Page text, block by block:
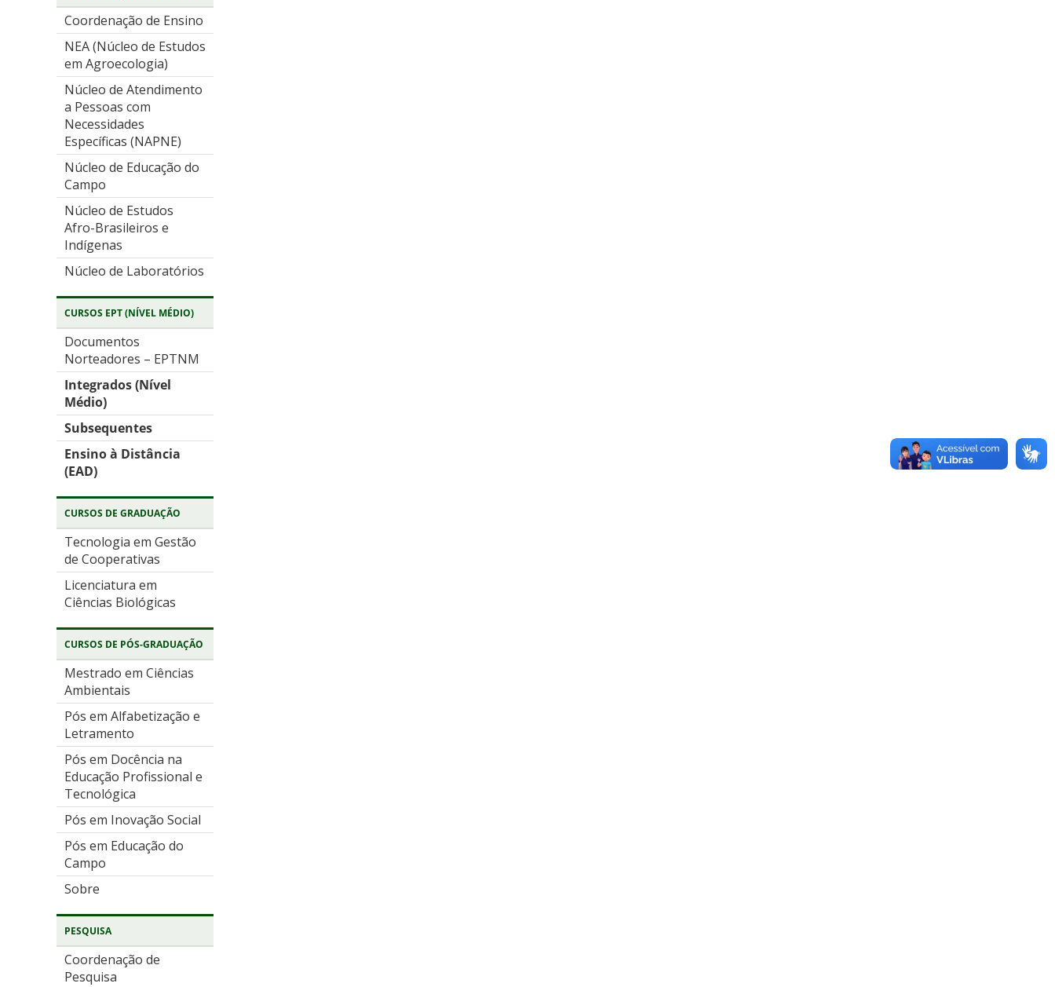
Coordenação de Ensino
NEA (Núcleo de Estudos
em Agroecologia)
Núcleo de Atendimento
a Pessoas com
Necessidades
Específicas (NAPNE)
Núcleo de Educação do
Campo
Núcleo de Estudos
Afro-Brasileiros e
Indígenas
Núcleo de Laboratórios
CURSOS EPT (NÍVEL MÉDIO)
Documentos
Norteadores – EPTNM
Integrados (Nível
Médio)
Subsequentes
Ensino à Distância
(EAD)
CURSOS DE GRADUAÇÃO
Tecnologia em Gestão
de Cooperativas
Licenciatura em
Ciências Biológicas
CURSOS DE PÓS-GRADUAÇÃO
Mestrado em Ciências
Ambientais
Pós em Alfabetização e
Letramento
Pós em Docência na
Educação Profissional e
Tecnológica
Pós em Inovação Social
Pós em Educação do
Campo
Sobre
PESQUISA
Coordenação de
Pesquisa